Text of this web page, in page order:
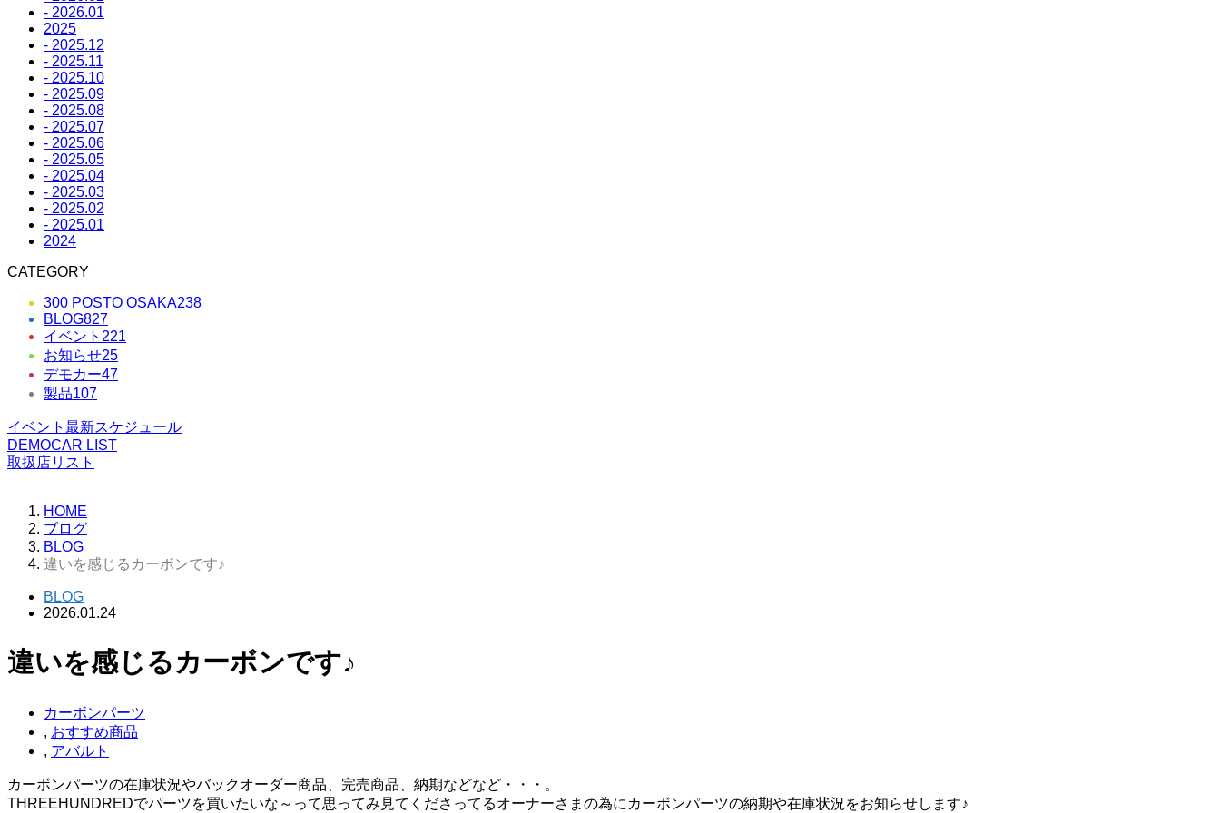
- 2026.01
2025
- 2025.12
- 2025.11
- 2025.10
- 2025.09
- 2025.08
- 2025.07
- 2025.06
- 2025.05
- 2025.04
- 2025.03
- 2025.02
- 2025.01
2024
CATEGORY
300 POSTO OSAKA238
BLOG827
イベント 221
お知らせ25
デモカー47
製品107
イベント最新スケジュール
DEMOCAR LIST
取扱店リスト
HOME
ブログ
BLOG
違いを感じるカーボンです♪
BLOG
2026.01.24
違いを感じるカーボンです♪
カーボンパーツ
, おすすめ商品
, アバルト
カーボンパーツの在庫状況やバックオーダー商品、完売商品、納期などなど・・・。
THREEHUNDREDでパーツを買いたいな～って思ってみ見てくださってるオーナーさまの為にカーボンパーツの納期や在庫状況をお知らせします♪